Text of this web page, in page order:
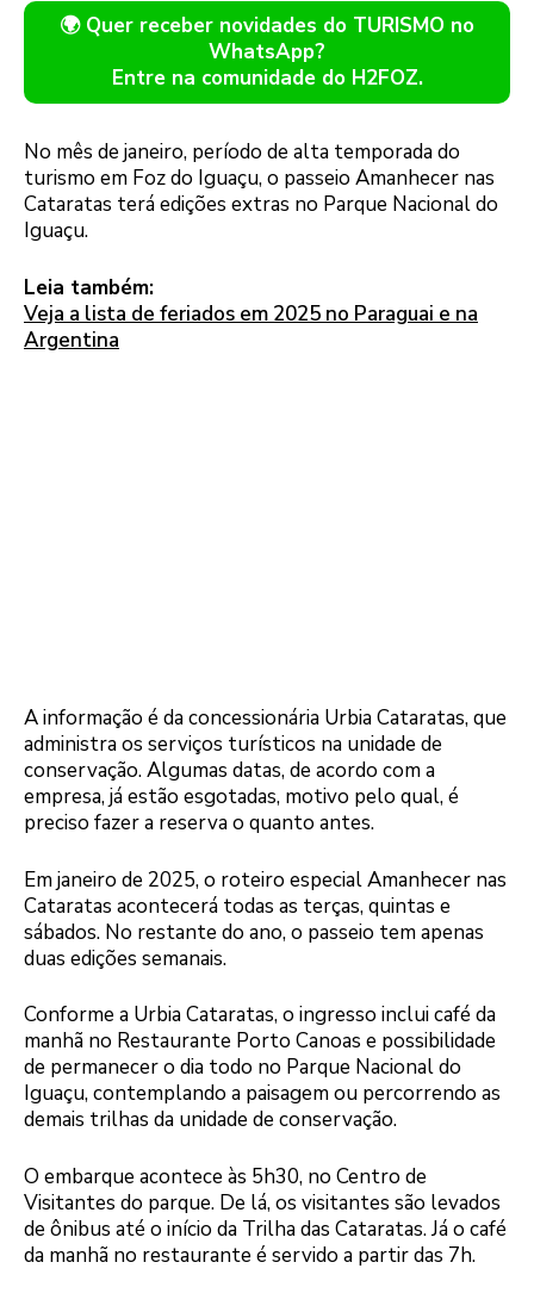
🌍 Quer receber novidades do TURISMO no
WhatsApp?
Entre na comunidade do H2FOZ.
No mês de janeiro, período de alta temporada do
turismo em Foz do Iguaçu, o passeio Amanhecer nas
Cataratas terá edições extras no Parque Nacional do
Iguaçu.
Leia também:
Veja a lista de feriados em 2025 no Paraguai e na
Argentina
A informação é da concessionária Urbia Cataratas, que
administra os serviços turísticos na unidade de
conservação. Algumas datas, de acordo com a
empresa, já estão esgotadas, motivo pelo qual, é
preciso fazer a reserva o quanto antes.
Em janeiro de 2025, o roteiro especial Amanhecer nas
Cataratas acontecerá todas as terças, quintas e
sábados. No restante do ano, o passeio tem apenas
duas edições semanais.
Conforme a Urbia Cataratas, o ingresso inclui café da
manhã no Restaurante Porto Canoas e possibilidade
de permanecer o dia todo no Parque Nacional do
Iguaçu, contemplando a paisagem ou percorrendo as
demais trilhas da unidade de conservação.
O embarque acontece às 5h30, no Centro de
Visitantes do parque. De lá, os visitantes são levados
de ônibus até o início da Trilha das Cataratas. Já o café
da manhã no restaurante é servido a partir das 7h.